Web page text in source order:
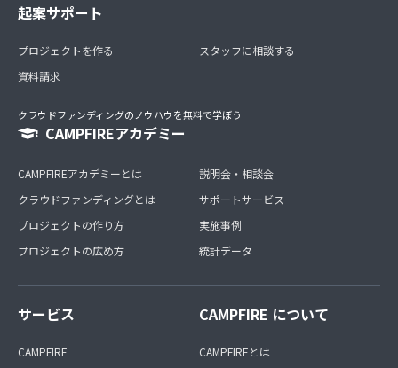
起案サポート
プロジェクトを作る
資料請求
スタッフに相談する
クラウドファンディングのノウハウを無料で学ぼう
CAMPFIREアカデミー
CAMPFIREアカデミーとは
クラウドファンディングとは
プロジェクトの作り方
プロジェクトの広め方
説明会・相談会
サポートサービス
実施事例
統計データ
サービス
CAMPFIRE
CAMPFIRE について
CAMPFIREとは